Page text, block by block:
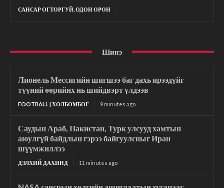
САНСАР ОГТОРГУЙ, ОДОН ОРОН
Шинэ
Лионель Мессигийн шигшээ баг дахь ирээдүйг
түүний өөрийнх нь шийдвэрт үлдээв
FOOTBALL | ХӨЛБӨМБӨГ 9 minutes ago
Саудын Араб, Пакистан, Турк улсууд хамтын
аюулгүй байдлын гэрээ байгуулсныг Иран
шүүмжиллээ
ДЭЛХИЙ ДАХИНД 11 minutes ago